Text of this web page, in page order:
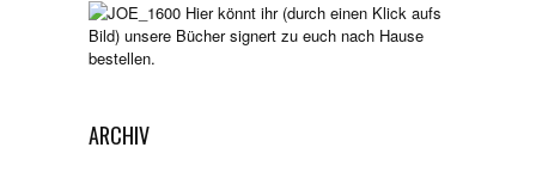
Hier könnt ihr (durch einen Klick aufs
Bild) unsere Bücher signert zu euch nach Hause
bestellen.
ARCHIV